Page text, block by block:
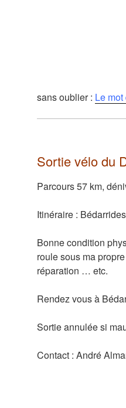
sans oublier : Le
Sortie vélo du
Parcours 57 km,
Itinéraire :
Bonne condition
roule sous ma
réparation … etc.
Rendez vous à
Sortie annulée si
Contact : André